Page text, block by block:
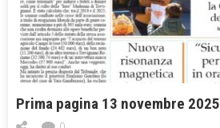
Prima pagina 13 novembre 2025